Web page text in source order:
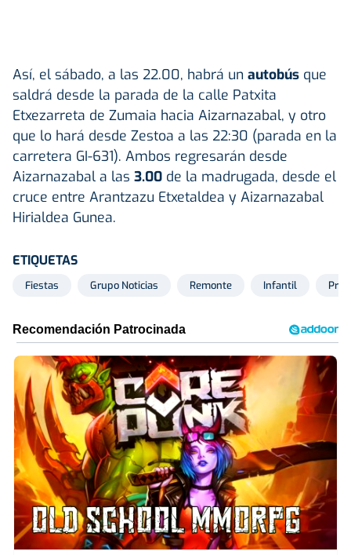
Así, el sábado, a las 22.00, habrá un autobús que
saldrá desde la parada de la calle Patxita
Etxezarreta de Zumaia hacia Aizarnazabal, y otro
que lo hará desde Zestoa a las 22:30 (parada en la
carretera GI-631). Ambos regresarán desde
Aizarnazabal a las 3.00 de la madrugada, desde el
cruce entre Arantzazu Etxetaldea y Aizarnazabal
Hirialdea Gunea.
ETIQUETAS
Fiestas Grupo Noticias Remonte Infantil